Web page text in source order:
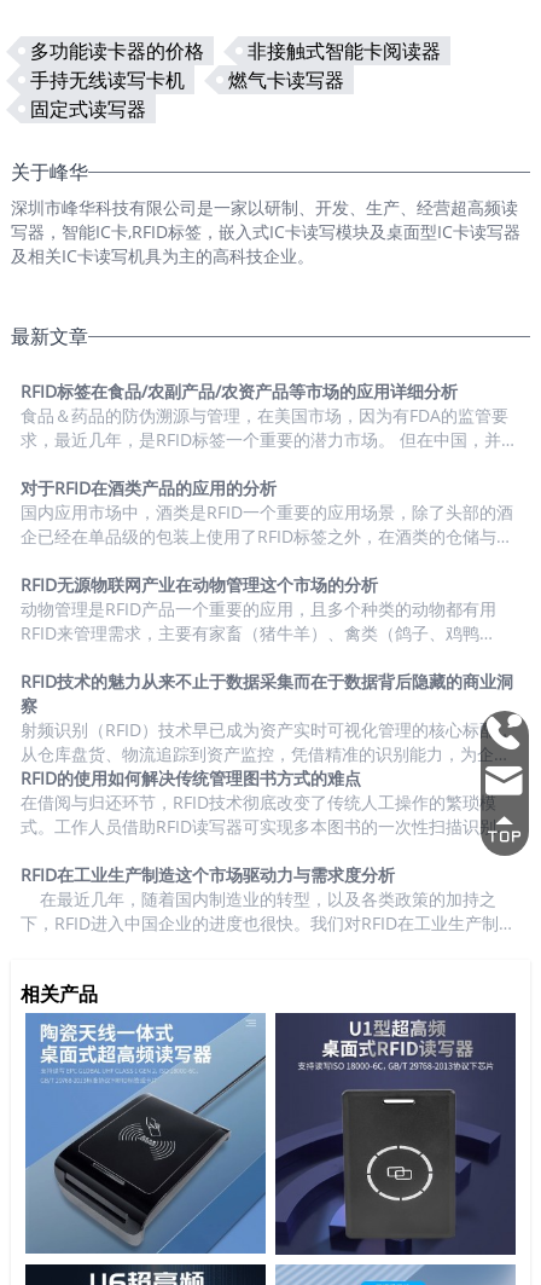
多功能读卡器的价格
非接触式智能卡阅读器
手持无线读写卡机
燃气卡读写器
固定式读写器
关于峰华
深圳市峰华科技有限公司是一家以研制、开发、生产、经营超高频读
写器，智能IC卡,RFID标签，嵌入式IC卡读写模块及桌面型IC卡读写器
及相关IC卡读写机具为主的高科技企业。
最新文章
RFID标签在食品/农副产品/农资产品等市场的应用详细分析
食品＆药品的防伪溯源与管理，在美国市场，因为有FDA的监管要
求，最近几年，是RFID标签一个重要的潜力市场。 但在中国，并没
场上也有相关的小范围政策的扶持，或者市场化的项目在落地。
RFID标签在食品/农副产品/农资产品等市场的应用进行了详细的分
析。 1、市场驱动力与需求度分析 2、市场潜力与渗透率 中国食
RFID的...
对于RFID在酒类产品的应用的分析
国内应用市场中，酒类是RFID一个重要的应用场景，除了头部的酒
企已经在单品级的包装上使用了RFID标签之外，在酒类的仓储与物
与需求度分析 2、终端用户汇总盘点 3、市场潜力与渗透率 根据市
场的实际情况，我们看到的RFID在白酒行业的一个应用趋势是：在
单品级的酒上，主要选用的方案是HF（NFC），主要原因是NFC可
转过程中，对于载具的管理以UHF...
RFID无源物联网产业在动物管理这个市场的分析
动物管理是RFID产品一个重要的应用，且多个种类的动物都有用
RFID来管理需求，主要有家畜（猪牛羊）、禽类（鸽子、鸡鸭
UHF与LF两个频段的方案，UHF适用于对动物的大规模盘点以及记
录动物的健康数据等，LF则适用于注射到动物体内，从而进行身份
识别管理等。 1、市场驱动力与需求度分析 2、终端用户汇总盘点
因本章节聚焦于UHF RFID，所以，我们主要盘点市场上UHF RFID
在动物领域的终端客户， 猪肉养殖...
RFID技术的魅力从来不止于数据采集而在于数据背后隐藏的商业洞
察
射频识别（RFID）技术早已成为资产实时可视化管理的核心标配，
从仓库盘货、物流追踪到资产监控，凭借精准的识别能力，为企业
实时掌控资产动态提供了可靠支撑。然而，随着应用场景的持续拓
展与部署规模的扩大，标签读取次数动辄达到数十亿级，海量原始
数据随之产生，往往让企业陷入“数据过载” 的困境 —— 信息繁杂零
散，难以快速提炼有效价值。 事实上，RFID 技术的真正魅力，从
来不止于数据采集本身，而在于数据背后隐藏的商业洞察。这正是
人工智能（AI）的核心价值所在：它能将 “标签被读取” 这类基础识
别事件，...
RFID的使用如何解决传统管理图书方式的难点
在借阅与归还环节，RFID技术彻底改变了传统人工操作的繁琐模
式。工作人员借助RFID读写器可实现多本图书的一次性扫描识别，
无需逐本核对，读者甚至能通过自助借还设备完成身份验证与图书
借还操作，整个过程仅需数十秒。归还时，读写器可快速读取图书
信息并关联馆藏位置，配合智能分拣系统还能自动完成图书的分类
整理，大幅缩短单本图书处理时间，有效缓解高峰期排队拥堵问
作人员手持便携式R...
RFID在工业生产制造这个市场驱动力与需求度分析
在最近几年，随着国内制造业的转型，以及各类政策的加持之
下，RFID进入中国企业的进度也很快。我们对RFID在工业生产制造
汽车生产、手机等电子产品、家电、光伏、锂电等行业的应用比较
集中 3、市场潜力与渗透率 中国工业生产制造市场RFID标签渗透
率分析 基于市场渗透率信息，我们对中国工业生产制造市场RFID
标签出货量数据评估...
相关产品
2692
3337